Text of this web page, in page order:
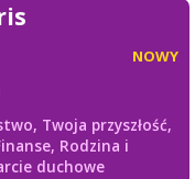
NOWY
Twoja przyszłość,
Rodzina i
duchowe